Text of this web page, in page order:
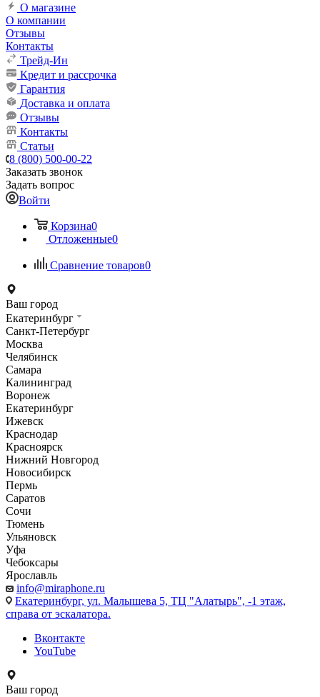
О магазине
О компании
Отзывы
Контакты
Трейд-Ин
Кредит и рассрочка
Гарантия
Доставка и оплата
Отзывы
Контакты
Статьи
8 (800) 500-00-22
Заказать звонок
Задать вопрос
Войти
Корзина0
Отложенные0
Сравнение товаров0
Ваш город
Екатеринбург
Санкт-Петербург
Москва
Челябинск
Самара
Калининград
Воронеж
Екатеринбург
Ижевск
Краснодар
Красноярск
Нижний Новгород
Новосибирск
Пермь
Саратов
Сочи
Тюмень
Ульяновск
Уфа
Чебоксары
Ярославль
info@miraphone.ru
Екатеринбург, ул. Малышева 5, ТЦ "Алатырь", -1 этаж,
справа от эскалатора.
Вконтакте
YouTube
Ваш город